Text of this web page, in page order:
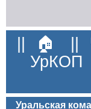
|| 🏠 ||
УрКОП
Уральская